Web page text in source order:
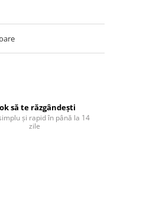
ok să te răzgândești
și rapid în până la 14
zile